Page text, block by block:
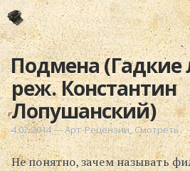
Подмена (Гадкие
реж. Константин
Лопушанский)
4.02.2014—Арт-Рецензии,Смотреть
Не понятно, зачем называть